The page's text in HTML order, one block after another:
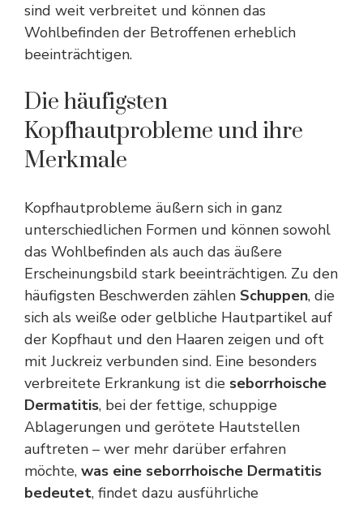
sind weit verbreitet und können das
Wohlbefinden der Betroffenen erheblich
beeinträchtigen.
Die häufigsten
Kopfhautprobleme und ihre
Merkmale
Kopfhautprobleme äußern sich in ganz
unterschiedlichen Formen und können sowohl
das Wohlbefinden als auch das äußere
Erscheinungsbild stark beeinträchtigen. Zu den
häufigsten Beschwerden zählen Schuppen, die
sich als weiße oder gelbliche Hautpartikel auf
der Kopfhaut und den Haaren zeigen und oft
mit Juckreiz verbunden sind. Eine besonders
verbreitete Erkrankung ist die seborrhoische
Dermatitis, bei der fettige, schuppige
Ablagerungen und gerötete Hautstellen
auftreten – wer mehr darüber erfahren
möchte, was eine seborrhoische Dermatitis
bedeutet, findet dazu ausführliche